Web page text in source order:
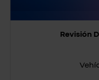
Revisión